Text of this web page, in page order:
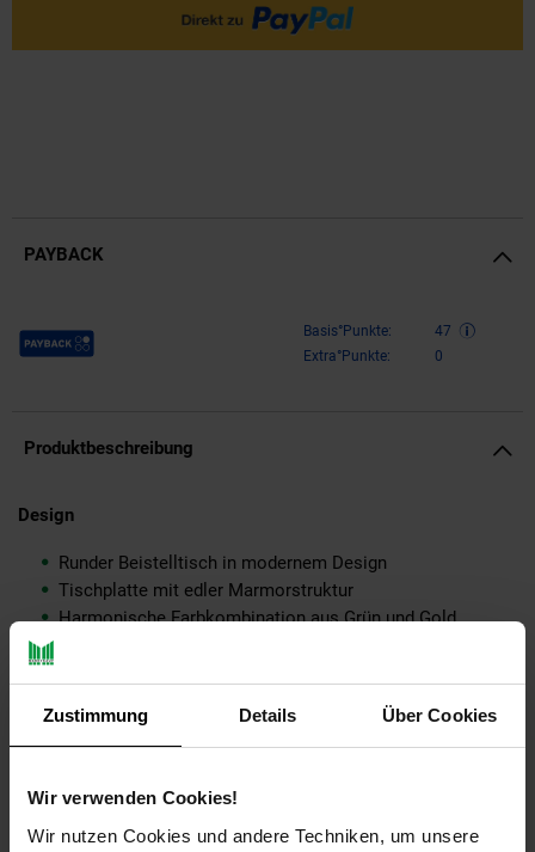
Zustimmung Details Über Cookies
Wir verwenden Cookies!
Wir nutzen Cookies und andere Techniken, um unsere
PAYBACK
Payback Punkte Basis°Punkte:
47
Extra°Punkte:
0
Produktbeschreibung
Design
Runder Beistelltisch in modernem Design
Tischplatte mit edler Marmorstruktur
Harmonische Farbkombination aus Grün und Gold
Breite: 38 cm
Höhe: 44 cm
Tischplattenstärke: 1,5 cm